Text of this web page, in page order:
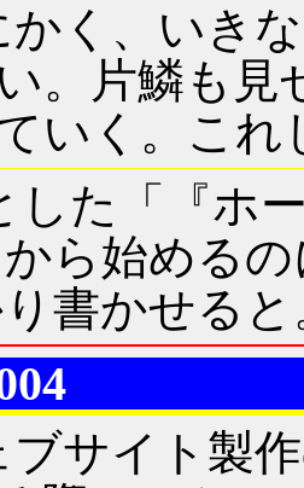
かく、いき
。片鱗も見
いく。こ
した「『ホ
ら始める
書かせると
ブサイト製